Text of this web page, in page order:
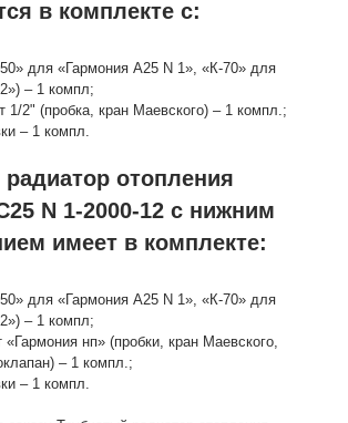
в комплекте с:
для «Гармония А25 N 1», «К-70» для
– 1 компл;
1/2" (пробка, кран Маевского) – 1 компл.;
– 1 компл.
отопления
N 1-2000-12 с нижним
имеет в комплекте:
для «Гармония А25 N 1», «К-70» для
– 1 компл;
«Гармония нп» (пробки, кран Маевского,
– 1 компл.;
– 1 компл.